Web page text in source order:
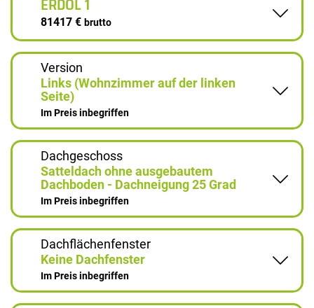
81417 € brutto
Version
Links (Wohnzimmer auf der linken
Seite)
Im Preis inbegriffen
Dachgeschoss
Satteldach ohne ausgebautem
Dachboden - Dachneigung 25 Grad
Im Preis inbegriffen
Dachflächenfenster
Keine Dachfenster
Im Preis inbegriffen